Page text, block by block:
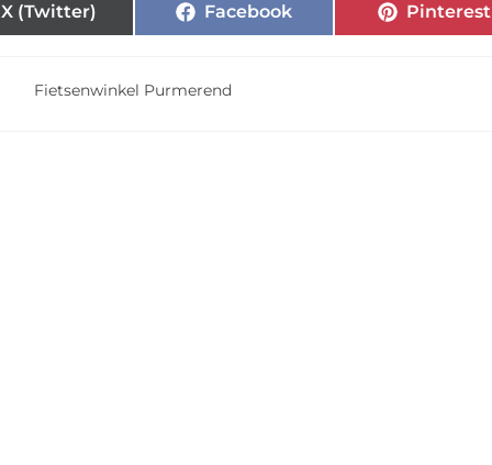
X (Twitter) Facebook Pinterest
Fietsenwinkel Purmerend